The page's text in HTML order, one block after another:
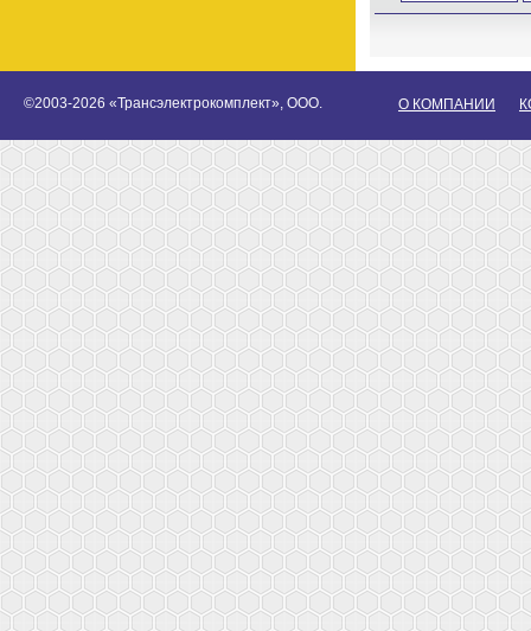
©2003-2026 «Трансэлектрокомплект», ООО. О КОМПАНИИ